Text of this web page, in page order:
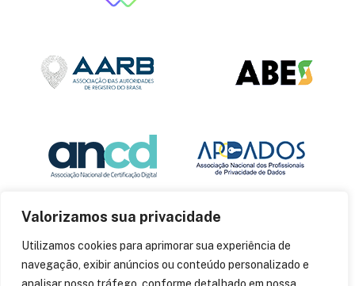
Valorizamos sua privacidade
Utilizamos cookies para aprimorar sua experiência de
navegação, exibir anúncios ou conteúdo personalizado e